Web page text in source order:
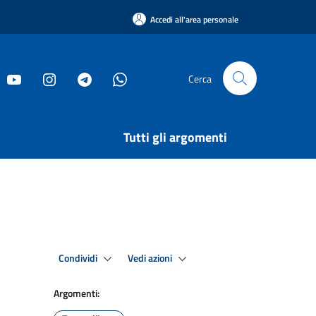
Accedi all'area personale
Cerca
Tutti gli argomenti
Condividi Vedi azioni
Argomenti: